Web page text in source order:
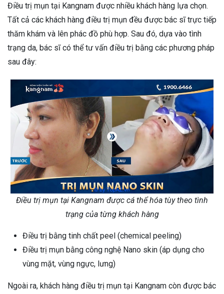
Điều trị mụn tại Kangnam được nhiều khách hàng lựa chọn.
Tất cả các khách hàng điều trị mụn đều được bác sĩ trực tiếp
thăm khám và lên phác đồ phù hợp. Sau đó, dựa vào tình
trạng da, bác sĩ có thể tư vấn điều trị bằng các phương pháp
sau đây:
Điều trị mụn tại Kangnam được cá thể hóa tùy theo tình
trạng của từng khách hàng
Điều trị bằng tinh chất peel (chemical peeling)
Điều trị mụn bằng công nghệ Nano skin (áp dụng cho
vùng mặt, vùng ngực, lưng)
Ngoài ra, khách hàng điều trị mụn tại Kangnam còn được bác